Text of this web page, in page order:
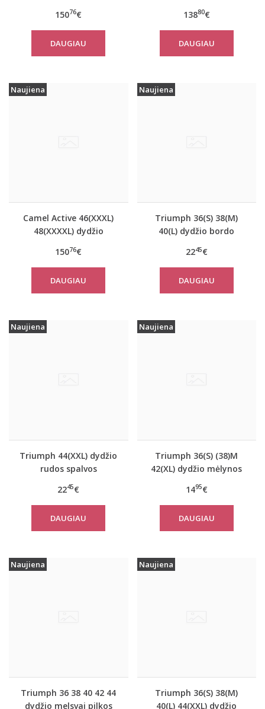
paltas 310320 2501
15076€
DAUGIAU
310780
13880€
DAUGIAU
Naujiena
Camel Active 46(XXXL)
48(XXXXL) dydžio
spalvos moteriškas
paltas 310760
15076€
DAUGIAU
Naujiena
Triumph 36(S) 38(M)
40(L) dydžio bordo
palaidinė Climate
Control LSL Top Turtle
Neck
2245€
DAUGIAU
Naujiena
Triumph 44(XXL) dydžio
rudos spalvos
Climate Control LSL Top
Turtle Neck
2245€
DAUGIAU
Naujiena
Triumph 36(S) (38)M
42(XL) dydžio mėlynos
medvilninė miego
palaidinė Mix Match
TOP SSL 01 X
1495€
DAUGIAU
Naujiena
Triumph 36 38 40 42 44
dydžio melsvai pilkos
Naujiena
Triumph 36(S) 38(M)
40(L) 44(XXL) dydžio